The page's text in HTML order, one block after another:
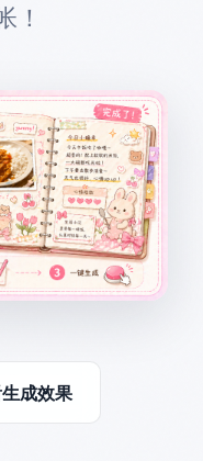
！
成效果